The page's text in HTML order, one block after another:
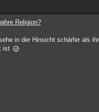
Religion?
in der Hinsicht schärfer als
ist